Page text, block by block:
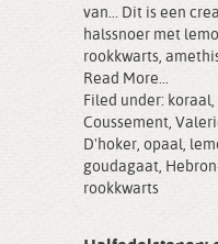
van... Dit is een
halssnoer met
rookkwarts,
Read More...
Filed under: koraal,
Coussement,
D'hoker, opaal,
goudagaat,
rookkwarts